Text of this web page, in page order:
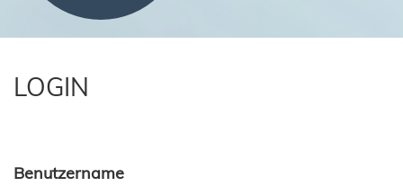
LOGIN
Benutzername